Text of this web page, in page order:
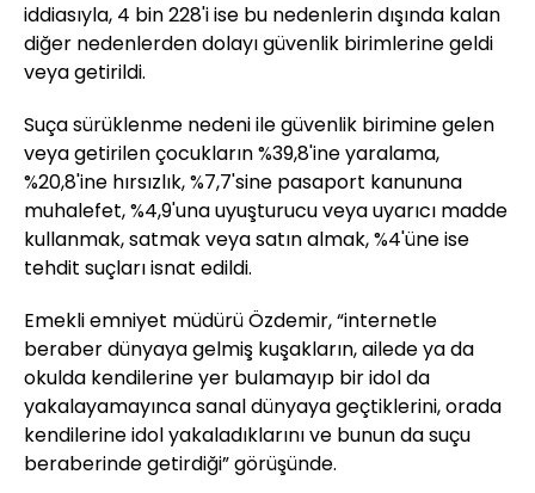
iddiasıyla, 4 bin 228'i ise bu nedenlerin dışında kalan
diğer nedenlerden dolayı güvenlik birimlerine geldi
veya getirildi.
Suça sürüklenme nedeni ile güvenlik birimine gelen
veya getirilen çocukların %39,8'ine yaralama,
%20,8'ine hırsızlık, %7,7'sine pasaport kanununa
muhalefet, %4,9'una uyuşturucu veya uyarıcı madde
kullanmak, satmak veya satın almak, %4'üne ise
tehdit suçları isnat edildi.
Emekli emniyet müdürü Özdemir, “internetle
beraber dünyaya gelmiş kuşakların, ailede ya da
okulda kendilerine yer bulamayıp bir idol da
yakalayamayınca sanal dünyaya geçtiklerini, orada
kendilerine idol yakaladıklarını ve bunun da suçu
beraberinde getirdiği” görüşünde.